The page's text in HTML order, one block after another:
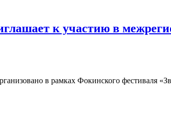
к участию в
в рамках Фокинского фестиваля